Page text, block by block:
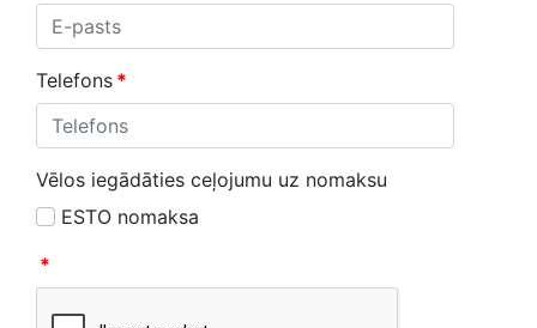
Telefons *
Vēlos iegādāties ceļojumu uz nomaksu
ESTO nomaksa
*